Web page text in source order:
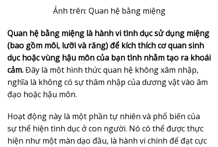
Ảnh trên: Quan hệ bằng miệng
Quan hệ bằng miệng là hành vi tình dục sử dụng miệng
(bao gồm môi, lưỡi và răng) để kích thích cơ quan sinh
dục hoặc vùng hậu môn của bạn tình nhằm tạo ra khoái
cảm.Đây là một hình thức quan hệ không xâm nhập,
nghĩa là không có sự thâm nhập của dương vật vào âm
đạo hoặc hậu môn.
Hoạt động này là một phần tự nhiên và phổ biến của
sự thể hiện tình dục ở con người. Nó có thể được thực
hiện như một màn dạo đầu, là hành vi chính để đạt cực